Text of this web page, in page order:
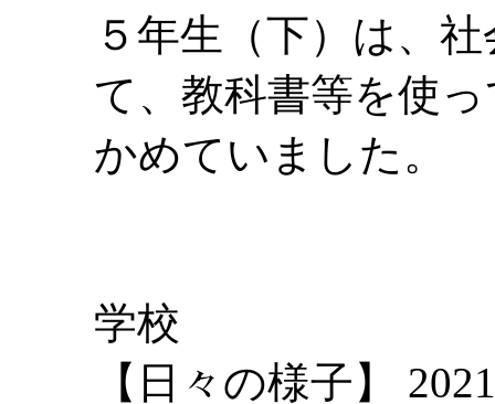
５年生（下）は、
て、教科書等を使
かめていました。
学校
【日々の様子】